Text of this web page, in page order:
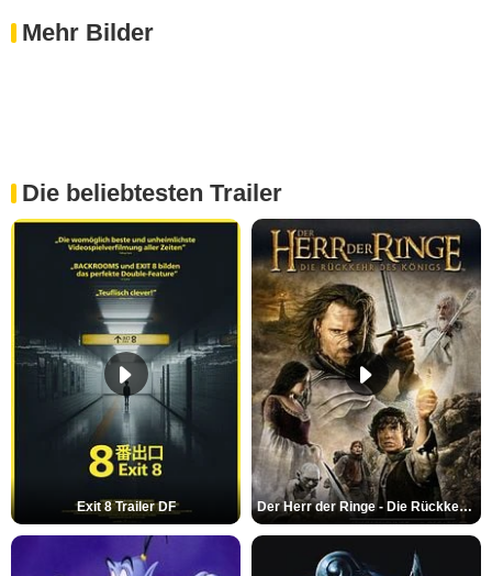
Mehr Bilder
Die beliebtesten Trailer
Exit 8 Trailer DF Der Herr der Ringe - Die Rückkehr des Königs Trailer OV